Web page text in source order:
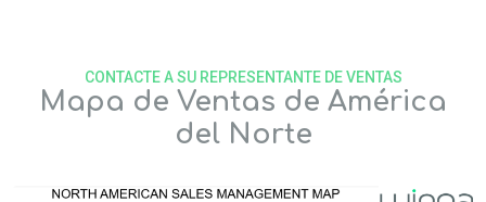
Mapa de Ventas de América
del Norte
CONTACTE A SU REPRESENTANTE DE VENTAS